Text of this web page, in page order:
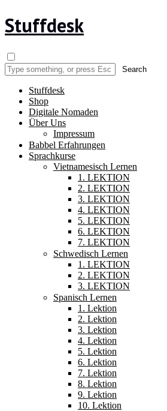
Stuffdesk
Stuffdesk
Shop
Digitale Nomaden
Über Uns
Impressum
Babbel Erfahrungen
Sprachkurse
Vietnamesisch Lernen
1. LEKTION
2. LEKTION
3. LEKTION
4. LEKTION
5. LEKTION
6. LEKTION
7. LEKTION
Schwedisch Lernen
1. LEKTION
2. LEKTION
3. LEKTION
Spanisch Lernen
1. Lektion
2. Lektion
3. Lektion
4. Lektion
5. Lektion
6. Lektion
7. Lektion
8. Lektion
9. Lektion
10. Lektion